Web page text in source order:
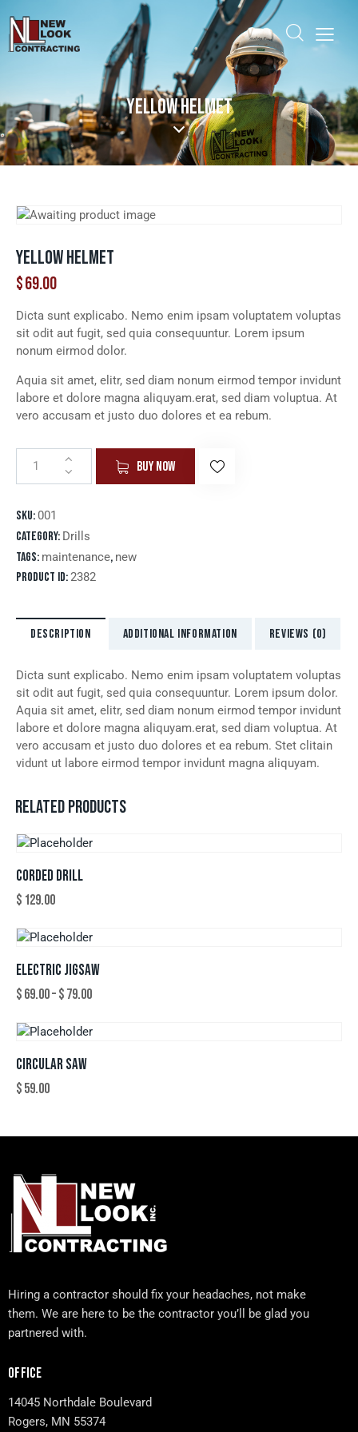
YELLOW HELMET
YELLOW HELMET
$69.00
Dicta sunt explicabo. Nemo enim ipsam voluptatem voluptas
sit odit aut fugit, sed quia consequuntur. Lorem ipsum
nonum eirmod dolor.
Aquia sit amet, elitr, sed diam nonum eirmod tempor invidunt
labore et dolore magna aliquyam.erat, sed diam voluptua. At
vero accusam et justo duo dolores et ea rebum.
BUY NOW
SKU:001
Category: Drills
Tags: maintenance, new
Product ID:2382
DESCRIPTION ADDITIONAL INFORMATION REVIEWS (0)
Dicta sunt explicabo. Nemo enim ipsam voluptatem voluptas
sit odit aut fugit, sed quia consequuntur. Lorem ipsum dolor.
Aquia sit amet, elitr, sed diam nonum eirmod tempor invidunt
labore et dolore magna aliquyam.erat, sed diam voluptua. At
vero accusam et justo duo dolores et ea rebum. Stet clitain
vidunt ut labore eirmod tempor invidunt magna aliquyam.
RELATED PRODUCTS
CORDED DRILL
$ 129.00
ELECTRIC JIGSAW
$69.00–$79.00
CIRCULAR SAW
$59.00
Hiring a contractor should fix your headaches, not make
them. We are here to be the contractor you’ll be glad you
partnered with.
OFFICE
14045 Northdale Boulevard
Rogers, MN 55374